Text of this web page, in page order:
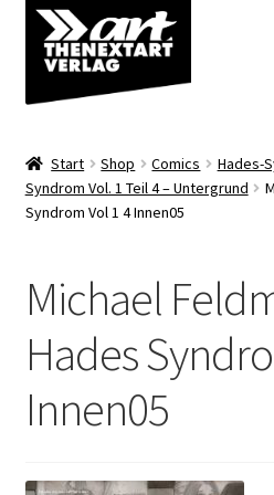
Zur
Navigation
springen
Zum
Inhalt
springen
Shop
Start Shop Comics Hades-
Syndrom Vol. 1 Teil 4 – Untergrund
Syndrom Vol 1 4 Innen05
Michael
Hades
Innen05